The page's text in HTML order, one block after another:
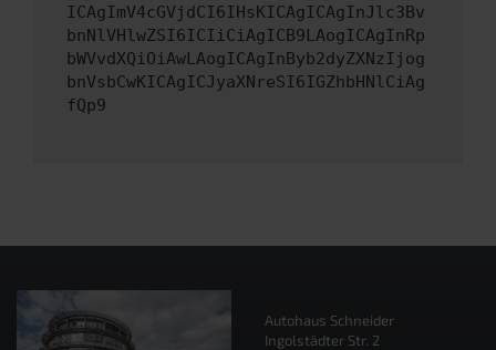
ICAgImV4cGVjdCI6IHsKICAgICAgInJlc3Bv
bnNlVHlwZSI6ICIiCiAgICB9LAogICAgInRp
bWVvdXQiOiAwLAogICAgInByb2dyZXNzIjog
bnVsbCwKICAgICJyaXNreSI6IGZhbHNlCiAg
fQp9
Autohaus Schneider
Ingolstädter Str. 2